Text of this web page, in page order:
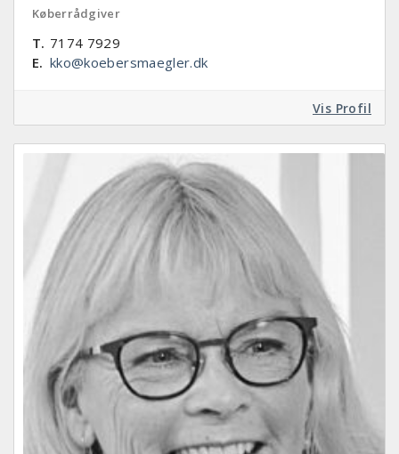
Køberrådgiver
T. 7174 7929
E. kko@koebersmaegler.dk
Vis Profil